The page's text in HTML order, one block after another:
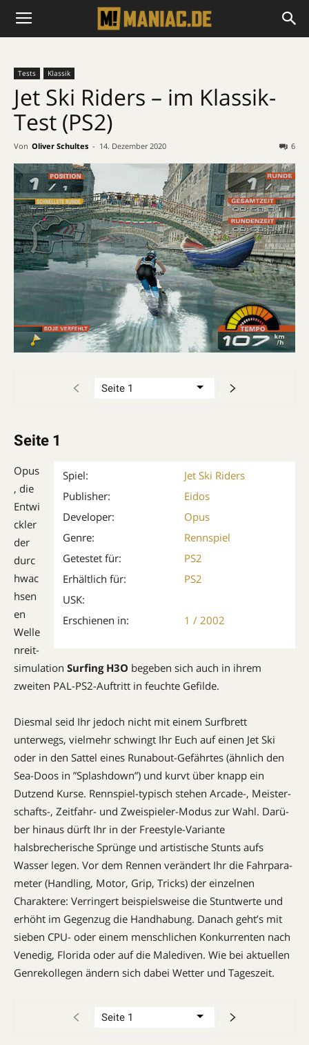
Tests Klassik
Jet Ski Riders – im Klassik-
Test (PS2)
Von Oliver Schultes - 14. Dezember 2020 6
Seite 1
Spiel:
Jet Ski Riders
Publisher:
Eidos
Developer:
Opus
Genre:
Rennspiel
Getestet für:
PS2
Erhältlich für:
PS2
USK:
Erschienen in:
1 / 2002
Opus
, die
Entwi
ckler
der
durc
hwac
hsen
en
Welle
nreit­
simu­lation Surfing H3O begeben sich auch in ihrem
zweiten PAL-PS2-Auftritt in feuchte Gefilde.
Diesmal seid Ihr jedoch nicht mit einem Surfbrett
unterwegs, vielmehr schwingt Ihr Euch auf einen Jet Ski
oder in den Sattel eines Runabout-Gefährtes (ähnlich den
Sea-Doos in ”Splash­down”) und kurvt über knapp ein
Dutzend Kurse. Renn­spiel-typisch stehen Arcade-, Meister­
schafts-, Zeitfahr- und Zwei­spieler-Modus zur Wahl. Da­rü­
ber hinaus dürft Ihr in der Freestyle-Variante
halsbrecherische Sprünge und artistische Stunts aufs
Wasser legen. Vor dem Rennen verändert Ihr die Fahr­para­
meter (Handling, Motor, Grip, Tricks) der einzelnen
Charaktere: Verringert beispielsweise die Stuntwerte und
erhöht im Gegenzug die Handhabung. Danach geht’s mit
sieben CPU- oder einem mensch­­lichen Konkurrenten nach
Vene­dig, Florida oder auf die Male­diven. Wie bei aktuellen
Genrekollegen ändern sich da­bei Wetter und Tageszeit.